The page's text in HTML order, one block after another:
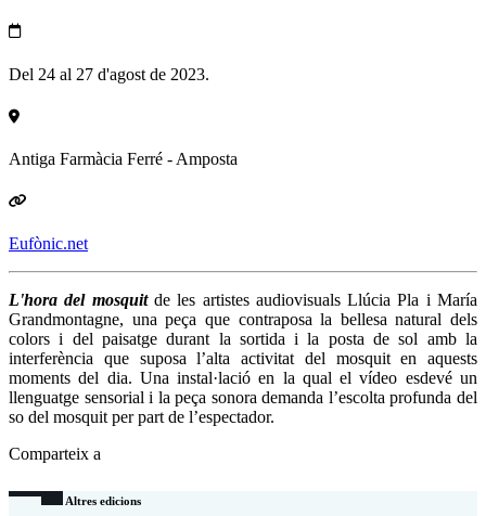
Del 24 al 27 d'agost de 2023.
Antiga Farmàcia Ferré - Amposta
Eufònic.net
L'hora del mosquitde les artistes audiovisuals Llúcia Pla i María
Grandmontagne, una peça que contraposa la bellesa natural dels
colors i del paisatge durant la sortida i la posta de sol amb la
interferència que suposa l’alta activitat del mosquit en aquests
moments del dia. Una instal·lació en la qual el vídeo esdevé un
llenguatge sensorial i la peça sonora demanda l’escolta profunda del
so del mosquit per part de l’espectador.
Comparteix a
Altres edicions